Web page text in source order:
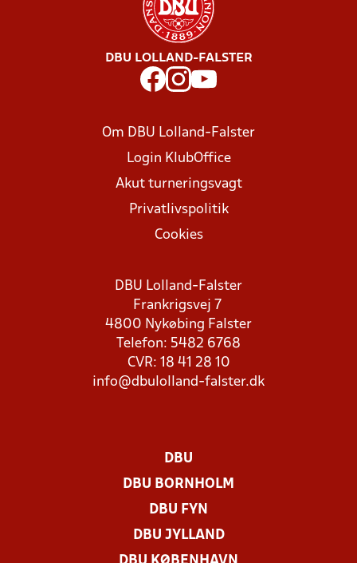
DBU LOLLAND-FALSTER
Om DBU Lolland-Falster
Login KlubOffice
Akut turneringsvagt
Privatlivspolitik
Cookies
DBU Lolland-Falster
Frankrigsvej 7
4800 Nykøbing Falster
Telefon: 5482 6768
CVR: 18 41 28 10
info@dbulolland-falster.dk
DBU
DBU BORNHOLM
DBU FYN
DBU JYLLAND